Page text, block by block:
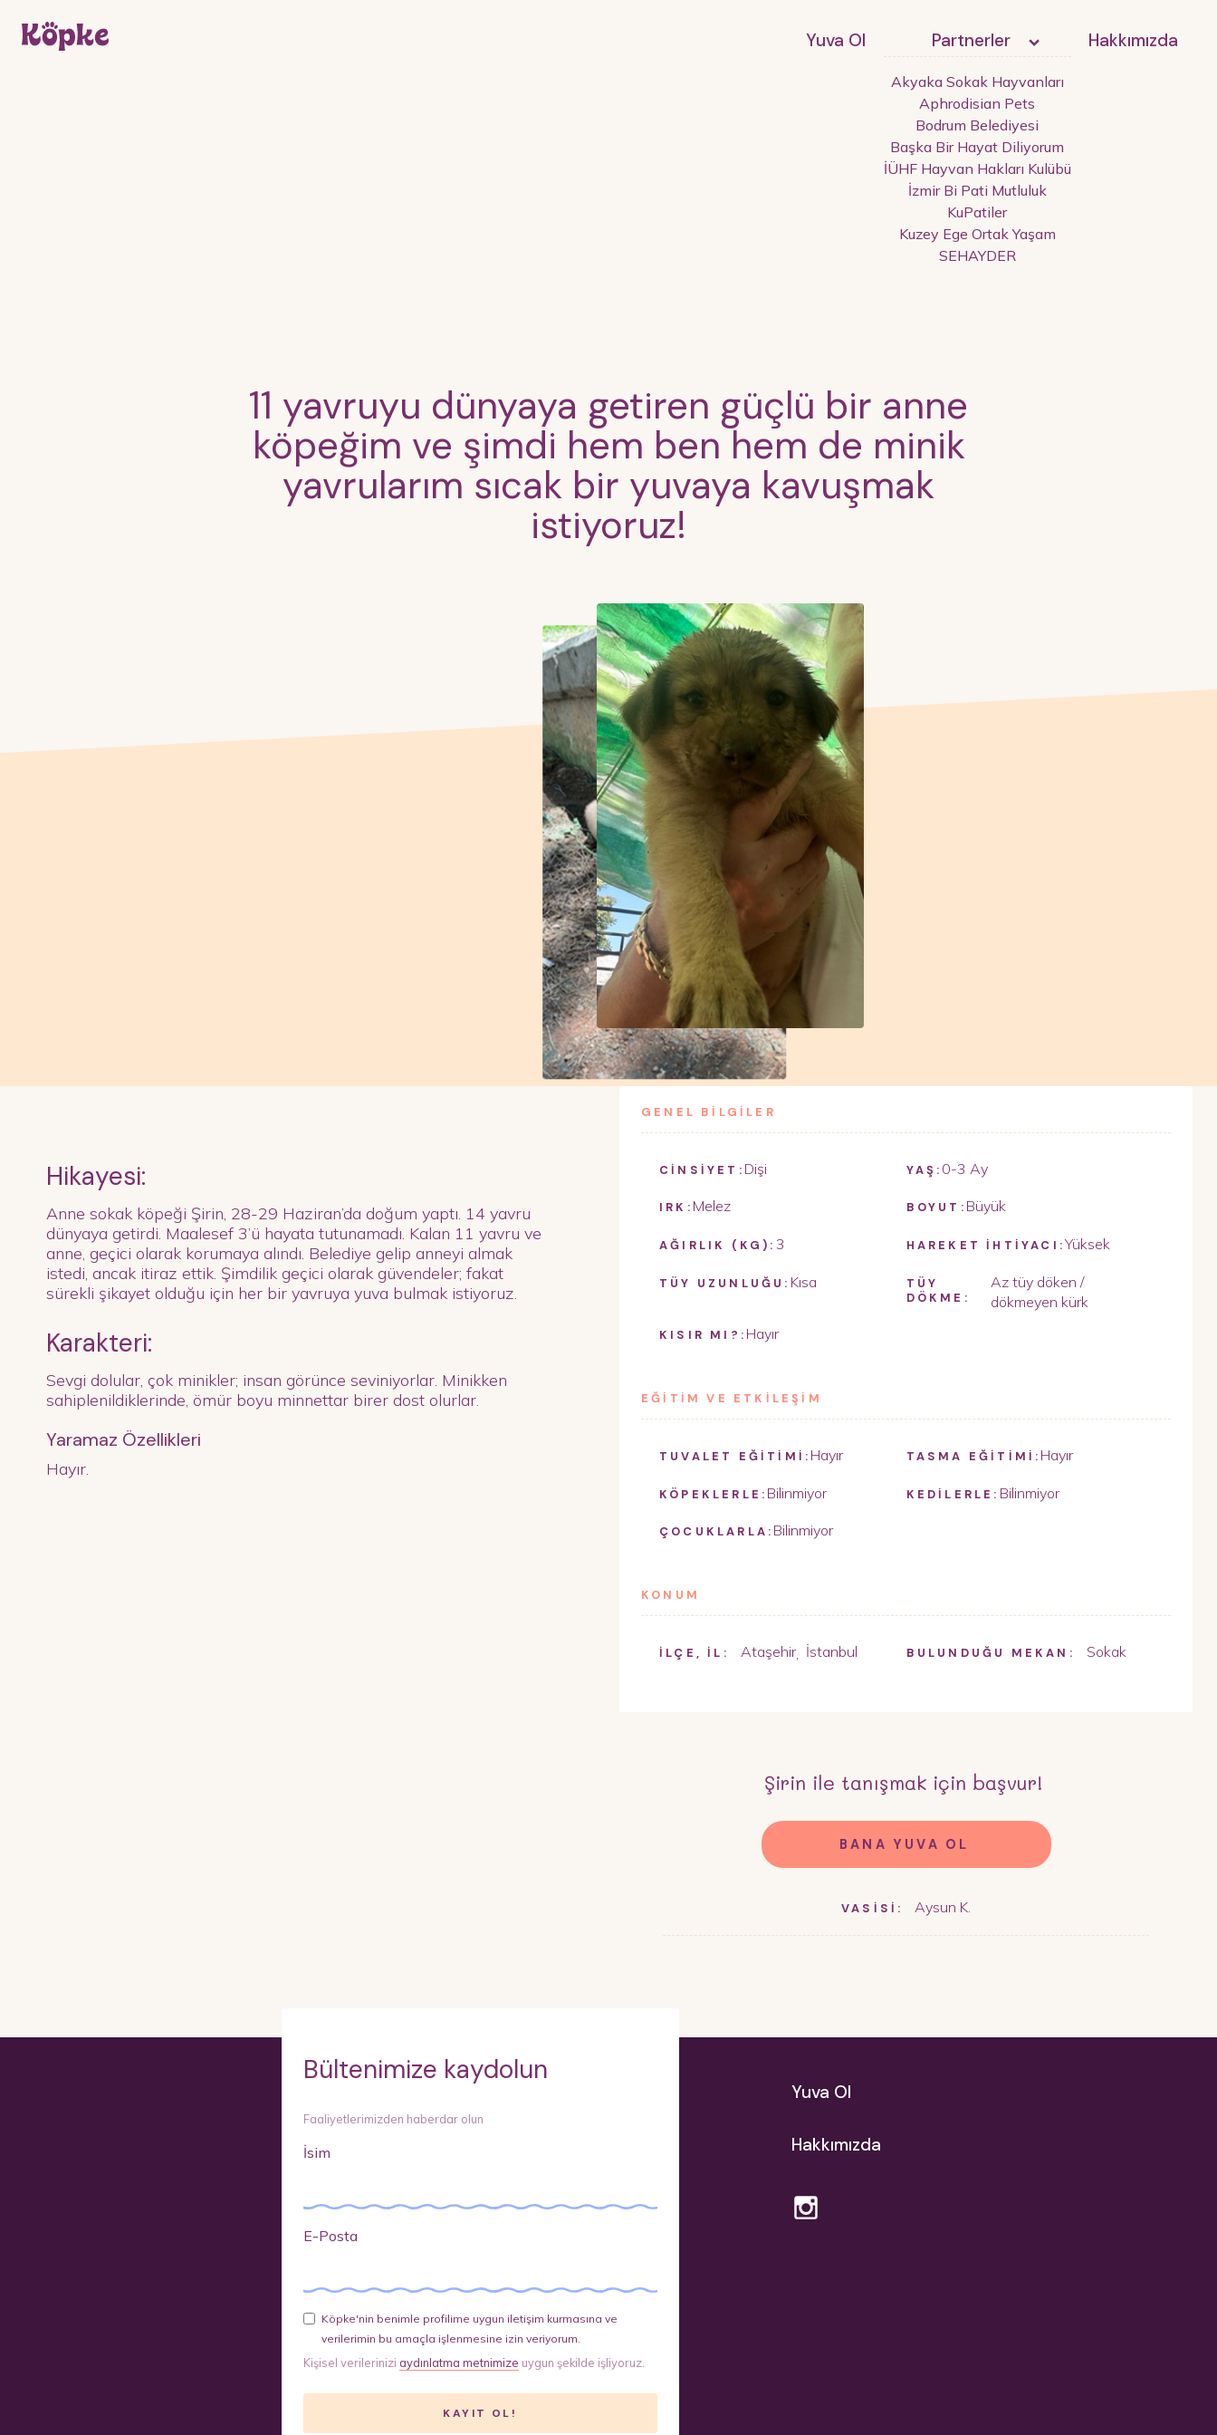
Yuva Ol Partnerler
Akyaka Sokak Hayvanları
Aphrodisian Pets
Bodrum Belediyesi
Başka Bir Hayat Diliyorum
İÜHF Hayvan Hakları Kulübü
İzmir Bi Pati Mutluluk
KuPatiler
Kuzey Ege Ortak Yaşam
SEHAYDER
Hakkımızda
11 yavruyu dünyaya getiren güçlü bir anne
köpeğim ve şimdi hem ben hem de minik
yavrularım sıcak bir yuvaya kavuşmak
istiyoruz!
Hikayesi:
Anne sokak köpeği Şirin, 28-29 Haziran’da doğum yaptı. 14 yavru
dünyaya getirdi. Maalesef 3’ü hayata tutunamadı. Kalan 11 yavru ve
anne, geçici olarak korumaya alındı. Belediye gelip anneyi almak
istedi, ancak itiraz ettik. Şimdilik geçici olarak güvendeler; fakat
sürekli şikayet olduğu için her bir yavruya yuva bulmak istiyoruz.
Karakteri:
Sevgi dolular, çok minikler; insan görünce seviniyorlar. Minikken
sahiplenildiklerinde, ömür boyu minnettar birer dost olurlar.
Yaramaz Özellikleri
Hayır.
GENEL BİLGİLER
CİNSİYET: Dişi YAŞ: 0-3 Ay
IRK: Melez BOYUT: Büyük
AĞIRLIK (KG): 3 HAREKET İHTİYACI:Yüksek
TÜY UZUNLUĞU: Kısa
TÜY
DÖKME:
Az tüy döken /
dökmeyen kürk
KISIR MI?: Hayır
EĞİTİM VE ETKİLEŞİM
TUVALET EĞİTİMİ: Hayır TASMA EĞİTİMİ: Hayır
KÖPEKLERLE: Bilinmiyor KEDİLERLE: Bilinmiyor
ÇOCUKLARLA: Bilinmiyor
KONUM
İLÇE, İL: Ataşehir, İstanbul BULUNDUĞU MEKAN: Sokak
Şirin ile tanışmak için başvur!
BANA YUVA OL
VASİSİ: Aysun K.
Bültenimize kaydolun
Faaliyetlerimizden haberdar olun
İsim
E-Posta
Köpke'nin benimle profilime uygun iletişim kurmasına ve
verilerimin bu amaçla işlenmesine izin veriyorum.
Kişisel verilerinizi aydınlatma metnimize uygun şekilde işliyoruz.
Yuva Ol
Hakkımızda